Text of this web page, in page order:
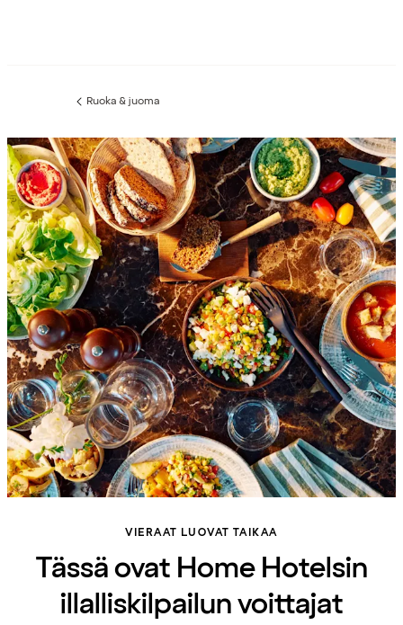
Edellinen
Ruoka & juoma
VIERAAT LUOVAT TAIKAA
Tässä ovat Home Hotelsin
illalliskilpailun voittajat